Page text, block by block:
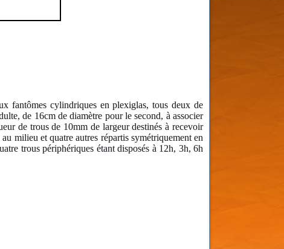
fantômes cylindriques en plexiglas, tous deux de
de 16cm de diamètre pour le second, à associer
de trous de 10mm de largeur destinés à recevoir
milieu et quatre autres répartis symétriquement en
trous périphériques étant disposés à 12h, 3h, 6h